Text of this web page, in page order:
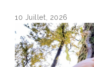
10 Juillet, 2026